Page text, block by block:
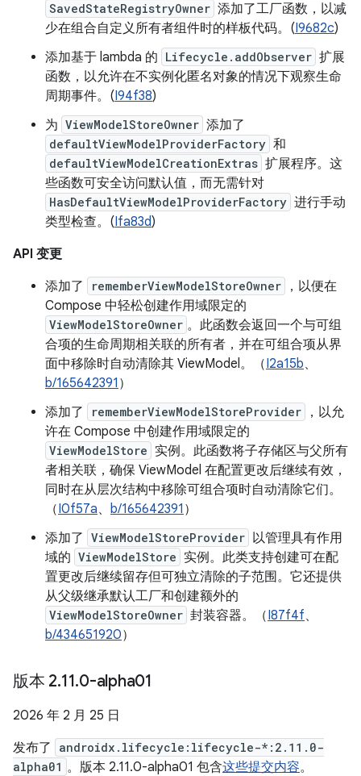
SavedStateRegistryOwner 添加了工厂函数，以减
少在组合自定义所有者组件时的样板代码。(I9682c)
添加基于 lambda 的 Lifecycle.addObserver 扩展
函数，以允许在不实例化匿名对象的情况下观察生命
周期事件。(I94f38)
为 ViewModelStoreOwner 添加了
defaultViewModelProviderFactory 和
defaultViewModelCreationExtras 扩展程序。这
些函数可安全访问默认值，而无需针对
HasDefaultViewModelProviderFactory 进行手动
类型检查。(Ifa83d)
API 变更
添加了
rememberViewModelStoreOwner
，以便在
Compose 中轻松创建作用域限定的
ViewModelStoreOwner 。此函数会返回一个与可组
合项的生命周期相关联的所有者，并在可组合项从界
面中移除时自动清除其 ViewModel。（I2a15b、
b/165642391 ）
添加了
rememberViewModelStoreProvider
，以允
许在 Compose 中创建作用域限定的
ViewModelStore 实例。此函数将子存储区与父所有
者相关联，确保 ViewModel 在配置更改后继续有效，
同时在从层次结构中移除可组合项时自动清除它们。
（I0f57a、 b/165642391 ）
添加了 ViewModelStoreProvider 以管理具有作用
域的 ViewModelStore 实例。此类支持创建可在配
置更改后继续留存但可独立清除的子范围。它还提供
从父级继承默认工厂和创建额外的
ViewModelStoreOwner 封装容器。（I87f4f、
b/434651920）
版本 2.11.0-alpha01
2026 年 2 月 25 日
发布了
androidx.lifecycle:lifecycle-*:2.11.0-
alpha01 。版本 2.11.0-alpha01 包含这些提交内容。